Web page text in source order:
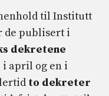
til Institutt
de publisert i
dekretene
april og en i
to dekreter